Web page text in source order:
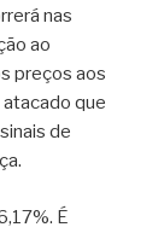
nas
ao
preços aos
que
de
É